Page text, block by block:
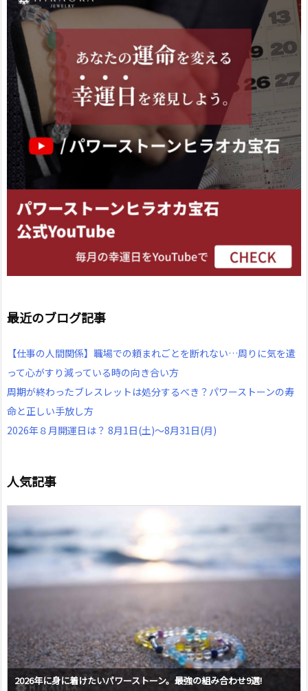
最近のブログ記事
【仕事の人間関係】職場での頼まれごとを断れない…周りに気を遣
って心がすり減っている時の向き合い方
周期が終わったブレスレットは処分するべき？パワーストーンの寿
命と正しい手放し方
2026年８月開運日は？ 8月1日(土)～8月31日(月)
人気記事
2026年に身に着けたいパワーストーン。最強の組み合わせ9選!